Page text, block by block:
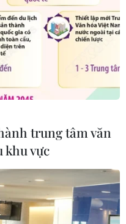
trung tâm văn
khu vực